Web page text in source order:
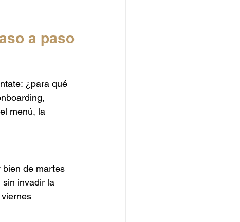
a paso
¿para qué
menú, la
bien de martes
sin invadir la